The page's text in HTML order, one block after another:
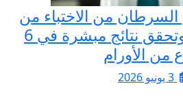
السرطان من الاختباء من
الجهاز المناعي وتحقق نتائج مبشرة في 6
من الأورام